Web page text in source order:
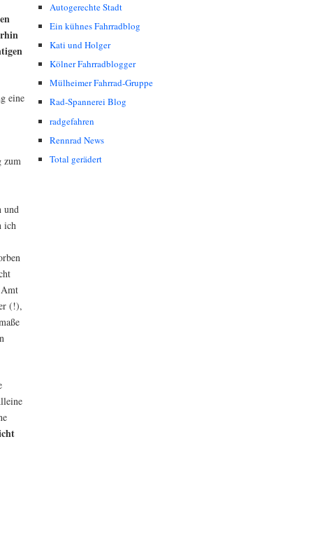
eine
zum
und
ich
Amt
(!),
Autogerechte Stadt
Ein kühnes Fahrradblog
Kati und Holger
Kölner Fahrradblogger
Mülheimer Fahrrad-Gruppe
Rad-Spannerei Blog
radgefahren
Rennrad News
Total gerädert